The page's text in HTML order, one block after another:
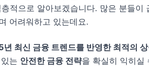
층적으로 알아보겠습니다. 많은 분들
어려워하고 있는데요.
최신 금융 트렌드를 반영한 최적의
는 안전한 금융 전략을 확실히 익히실